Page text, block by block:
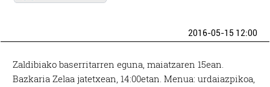
2016-05-15 12:00
Zaldibiako baserritarren eguna, maiatzaren 15ean.
Bazkaria Zelaa jatetxean, 14:00etan. Menua: urdaiazpikoa,